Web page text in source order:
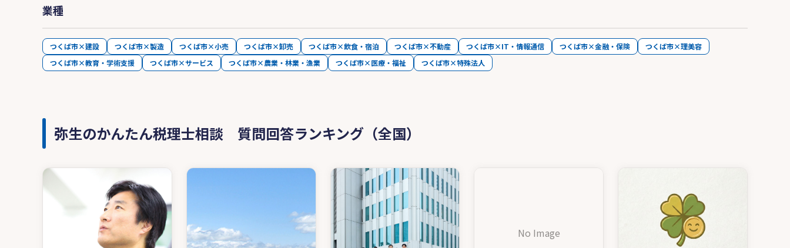
業種
つくば市×建設 つくば市×製造 つくば市×小売 つくば市×卸売 つくば市×飲食・宿泊 つくば市×不動産 つくば市×IT・情報通信 つくば市×金融・保険
つくば市×理美容
つくば市×教育・学術支援
つくば市×サービス つくば市×農業・林業・漁業 つくば市×医療・福祉 つくば市×特殊法人
弥生のかんたん税理士相談 質問回答ランキング（全国）
No Image